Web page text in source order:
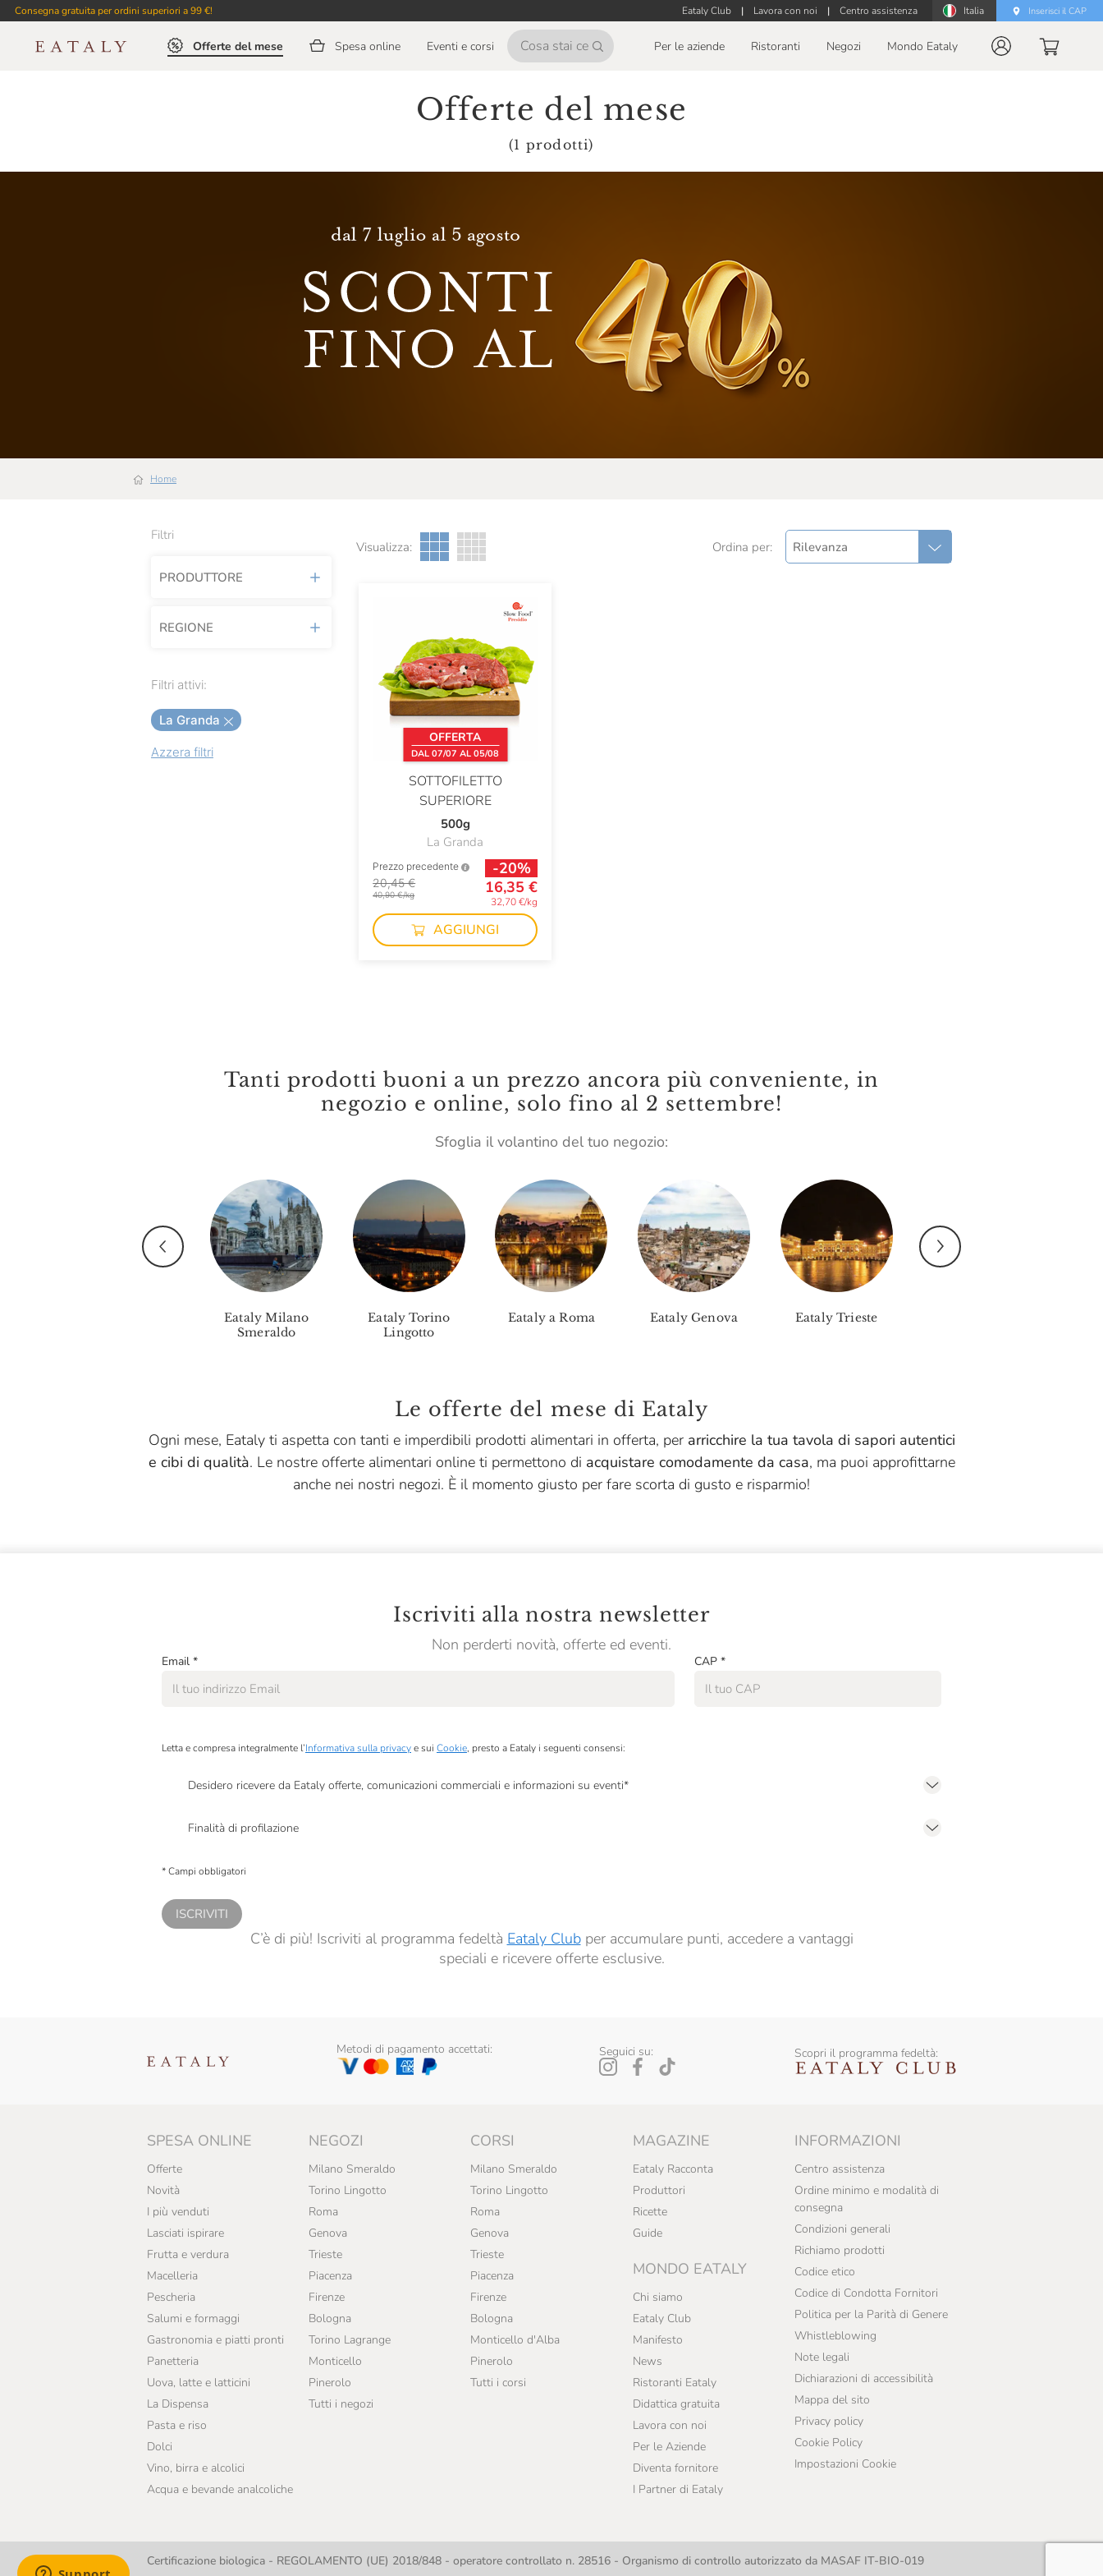
Consegna gratuita per ordini superiori a 99 €! Eataly Club | Lavora con noi | Centro assistenza Italia Inserisci il CAP
Offerte del mese Spesa online Eventi e corsi Per le aziende Ristoranti Negozi Mondo Eataly
Offerte del mese
(1 prodotti)
Home
Filtri
PRODUTTORE
Achouffe
Agroittica Lombarda
Alce Nero
Alice Prodotti Ittici
Baratti & Milano
Bastianich
Beppino Occelli
Bertagni 1882
BiancoViso
Biscottificio Del Roero
Blue Marlin
Ca' Verde
Campostrini
Campostrini X Eataly
Cantina Valtidone
Caseificio Il Fiorino
Caseificio Mambelli
Chiarli
Colpaola
Cooperativa Agricola
Creuza De Mà
Crispino
Cuore Veg
Dalpian
Domori
REGIONE
Lombardia
Piemonte
Filtri attivi:
La Granda
Azzera filtri
Visualizza: Ordina per: Rilevanza
OFFERTA
DAL 07/07 AL 05/08
SOTTOFILETTO
SUPERIORE
500g
La Granda
Prezzo precedente
20,45 €
40,90 €/kg
-20%
16,35 €
32,70 €/kg
AGGIUNGI
Tanti prodotti buoni a un prezzo ancora più conveniente, in
negozio e online, solo fino al 2 settembre!
Sfoglia il volantino del tuo negozio:
Eataly Milano
Smeraldo
Eataly Torino
Lingotto
Eataly a Roma Eataly Genova Eataly Trieste
Le offerte del mese di Eataly
Ogni mese, Eataly ti aspetta con tanti e imperdibili prodotti alimentari in offerta, per arricchire la tua tavola di sapori autentici
e cibi di qualità. Le nostre offerte alimentari online ti permettono di acquistare comodamente da casa, ma puoi approfittarne
anche nei nostri negozi. È il momento giusto per fare scorta di gusto e risparmio!
Iscriviti alla nostra newsletter
Non perderti novità, offerte ed eventi.
Email * CAP *
Letta e compresa integralmente l’Informativa sulla privacye sui Cookie, presto a Eataly i seguenti consensi:
Desidero ricevere da Eataly offerte, comunicazioni commerciali e informazioni su eventi*
Finalità di profilazione
* Campi obbligatori
ISCRIVITI
C’è di più! Iscriviti al programma fedeltà Eataly Clubper accumulare punti, accedere a vantaggi
speciali e ricevere offerte esclusive.
Metodi di pagamento accettati: Seguici su: Scopri il programma fedeltà:
SPESA ONLINE
Offerte
Novità
I più venduti
Lasciati ispirare
Frutta e verdura
Macelleria
Pescheria
Salumi e formaggi
Gastronomia e piatti pronti
Panetteria
Uova, latte e latticini
La Dispensa
Pasta e riso
Dolci
Vino, birra e alcolici
Acqua e bevande analcoliche
NEGOZI
Milano Smeraldo
Torino Lingotto
Roma
Genova
Trieste
Piacenza
Firenze
Bologna
Torino Lagrange
Monticello
Pinerolo
Tutti i negozi
CORSI
Milano Smeraldo
Torino Lingotto
Roma
Genova
Trieste
Piacenza
Firenze
Bologna
Monticello d'Alba
Pinerolo
Tutti i corsi
MAGAZINE
Eataly Racconta
Produttori
Ricette
Guide
MONDO EATALY
Chi siamo
Eataly Club
Manifesto
News
Ristoranti Eataly
Didattica gratuita
Lavora con noi
Per le Aziende
Diventa fornitore
I Partner di Eataly
INFORMAZIONI
Centro assistenza
Ordine minimo e modalità di
consegna
Condizioni generali
Richiamo prodotti
Codice etico
Codice di Condotta Fornitori
Politica per la Parità di Genere
Whistleblowing
Note legali
Dichiarazioni di accessibilità
Mappa del sito
Privacy policy
Cookie Policy
Impostazioni Cookie
Certificazione biologica - REGOLAMENTO (UE) 2018/848 - operatore controllato n. 28516 - Organismo di controllo autorizzato da MASAF IT-BIO-019